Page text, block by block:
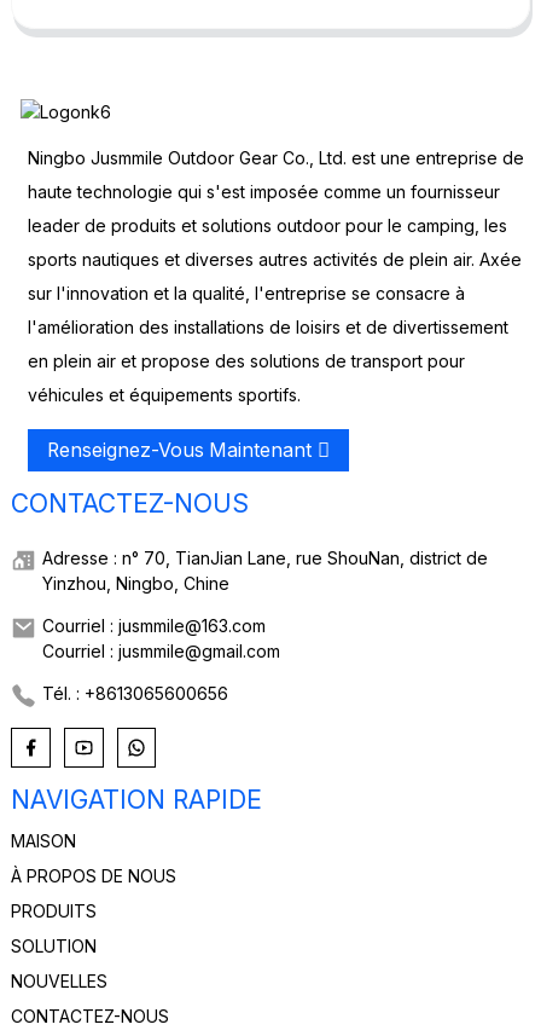
Ningbo Jusmmile Outdoor Gear Co., Ltd. est une entreprise de
haute technologie qui s'est imposée comme un fournisseur
leader de produits et solutions outdoor pour le camping, les
sports nautiques et diverses autres activités de plein air. Axée
sur l'innovation et la qualité, l'entreprise se consacre à
l'amélioration des installations de loisirs et de divertissement
en plein air et propose des solutions de transport pour
véhicules et équipements sportifs.
Renseignez-Vous Maintenant
CONTACTEZ-NOUS
Adresse : n° 70, TianJian Lane, rue ShouNan, district de
Yinzhou, Ningbo, Chine
Courriel : jusmmile@163.com
Courriel : jusmmile@gmail.com
Tél. : +8613065600656
NAVIGATION RAPIDE
MAISON
À PROPOS DE NOUS
PRODUITS
SOLUTION
NOUVELLES
CONTACTEZ-NOUS